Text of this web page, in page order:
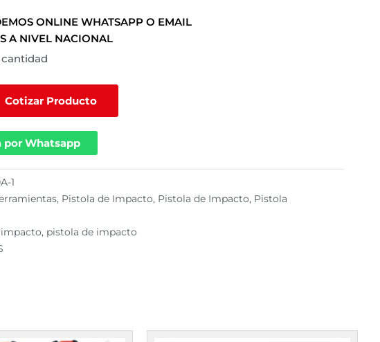
ONLINE WHATSAPP O EMAIL
A NIVEL NACIONAL
Cotizar Producto
por Whatsapp
1
, Pistola de Impacto, Pistola de Impacto, Pistola
impacto, pistola de impacto